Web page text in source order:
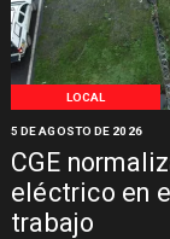
LOCAL
CGE
eléctrico en
trabajo
5 DE AGOSTO DE 2026